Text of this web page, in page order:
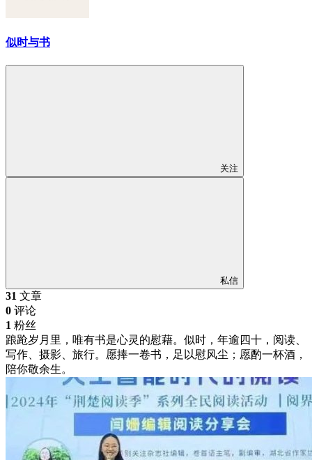
似时与书
关注
私信
31 文章
0 评论
1 粉丝
踉跄岁月里，唯有书是心灵的慰藉。似时，年逾四十，阅读、
写作、摄影、旅行。愿捧一卷书，足以慰风尘；愿酌一杯酒，
陪你敬余生。